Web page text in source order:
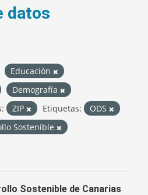
datos
Educación
Demografía
ZIP Etiquetas:
ODS
Sostenible
Sostenible de Canarias